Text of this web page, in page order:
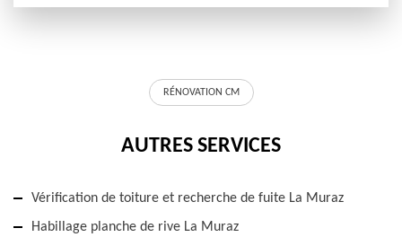
RÉNOVATION CM
AUTRES SERVICES
Vérification de toiture et recherche de fuite La Muraz
Habillage planche de rive La Muraz